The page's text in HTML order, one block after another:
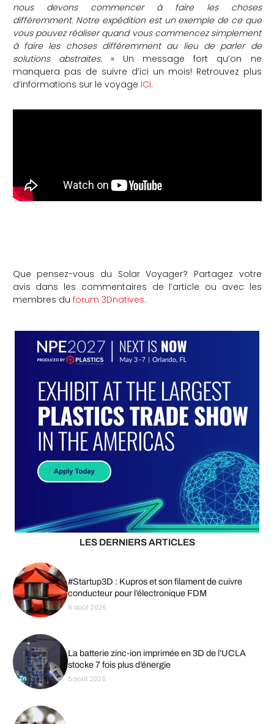
nous devons commencer à faire les choses
différemment. Notre expédition est un exemple de ce que
vous pouvez réaliser quand vous commencez simplement
à faire les choses différemment au lieu de parler de
solutions abstraites. » Un message fort qu’on ne
manquera pas de suivre d’ici un mois! Retrouvez plus
d’informations sur le voyage ICI.
Que pensez-vous du Solar Voyager? Partagez votre
avis dans les commentaires de l’article ou avec les
membres du forum 3Dnatives.
LES DERNIERS ARTICLES
#Startup3D : Kupros et son filament de cuivre
conducteur pour l’électronique FDM
6 août 2026
La batterie zinc-ion imprimée en 3D de l’UCLA
stocke 7 fois plus d’énergie
5 août 2026